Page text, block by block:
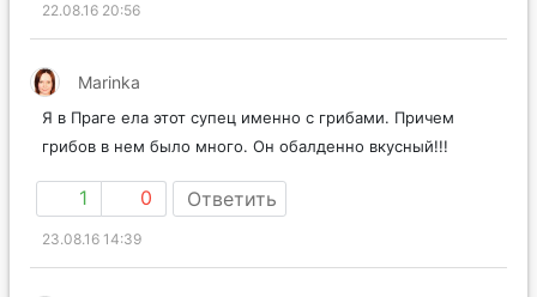
22.08.16 20:56
Marinka
Я в Праге ела этот супец именно с грибами. Причем
грибов в нем было много. Он обалденно вкусный!!!
1 0 Ответить
23.08.16 14:39